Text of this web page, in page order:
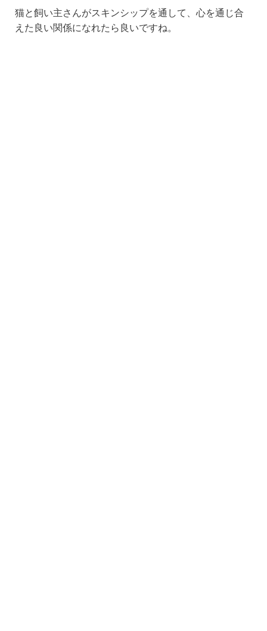
猫と飼い主さんがスキンシップを通して、心を通じ合
えた良い関係になれたら良いですね。